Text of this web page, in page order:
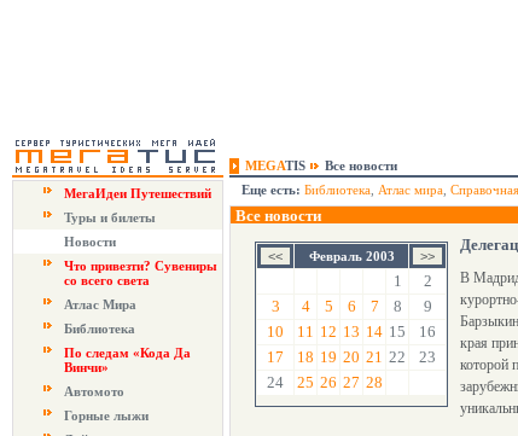
MEGATIS
Все новости
МегаИдеи Путешествий
Туры и билеты
Новости
Что привезти? Сувениры
со всего света
Атлас Мира
Библиотека
По следам «Кода Да
Винчи»
Автомото
Горные лыжи
Еще есть: Библиотека Атлас мира
Все новости
Февраль 2003
1
2
3
4 5 6 7 8
9
10
11 12 13 14 15
16
17
18 19 20 21 22
23
24
25 26 27 28
В
края
которой